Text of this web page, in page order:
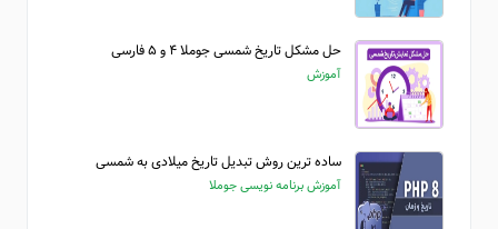
حل مشکل تاریخ شمسی جوملا ۴ و ۵ فارسی
آموزش
ساده ترین روش تبدیل تاریخ میلادی به شمسی
آموزش برنامه نویسی جوملا